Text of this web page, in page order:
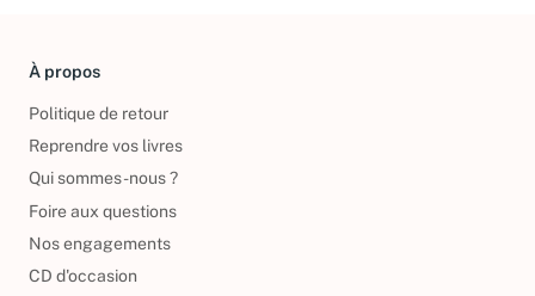
À propos
Politique de retour
Reprendre vos livres
Qui sommes-nous ?
Foire aux questions
Nos engagements
CD d'occasion